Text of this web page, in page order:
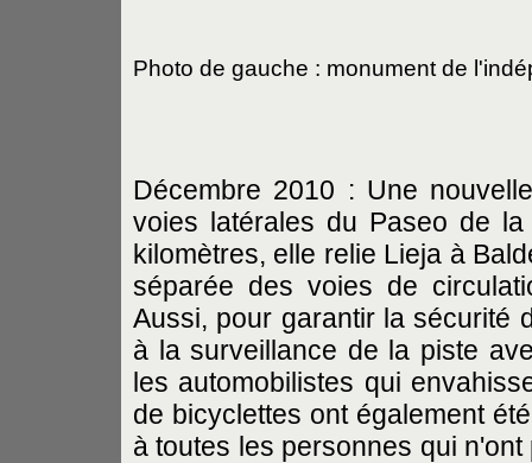
Photo de gauche : monument de
Décembre 2010 : Une
voies latérales du Paseo de
kilomètres, elle relie Lieja à
séparée des voies de
Aussi, pour garantir la sécurité
à la surveillance de la piste
les automobilistes qui
de bicyclettes ont également
à toutes les personnes qui